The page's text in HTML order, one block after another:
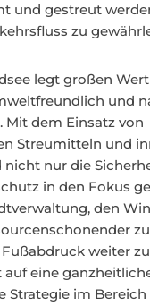
und gestreut
zu
legt großen
und
dem Einsatz von
Streumitteln und
nur die
in den Fokus
den
weiter
auf eine
Strategie im Bereich